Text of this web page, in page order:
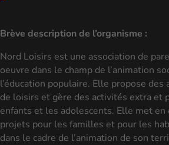
Brève description de l’organisme :
Nord Loisirs est une association de
oeuvre dans le champ de l’animation
l’éducation populaire. Elle propose
de loisirs et gère des activités extra et
enfants et les adolescents. Elle met
projets pour les familles et pour les
dans le cadre de l’animation de son